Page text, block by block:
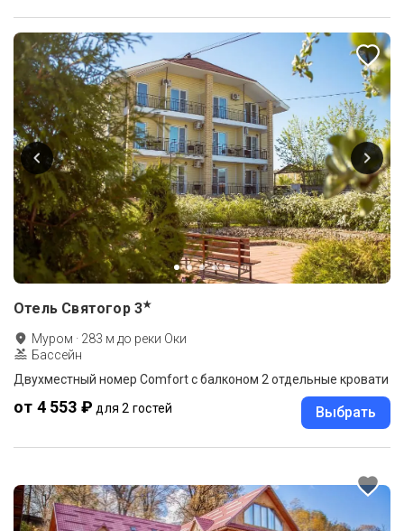
Отель Святогор 3★
Муром · 283 м до реки Оки
Бассейн
Двухместный номер Comfort с балконом 2 отдельные кровати
от 4 553 ₽ для 2 гостей Выбрать